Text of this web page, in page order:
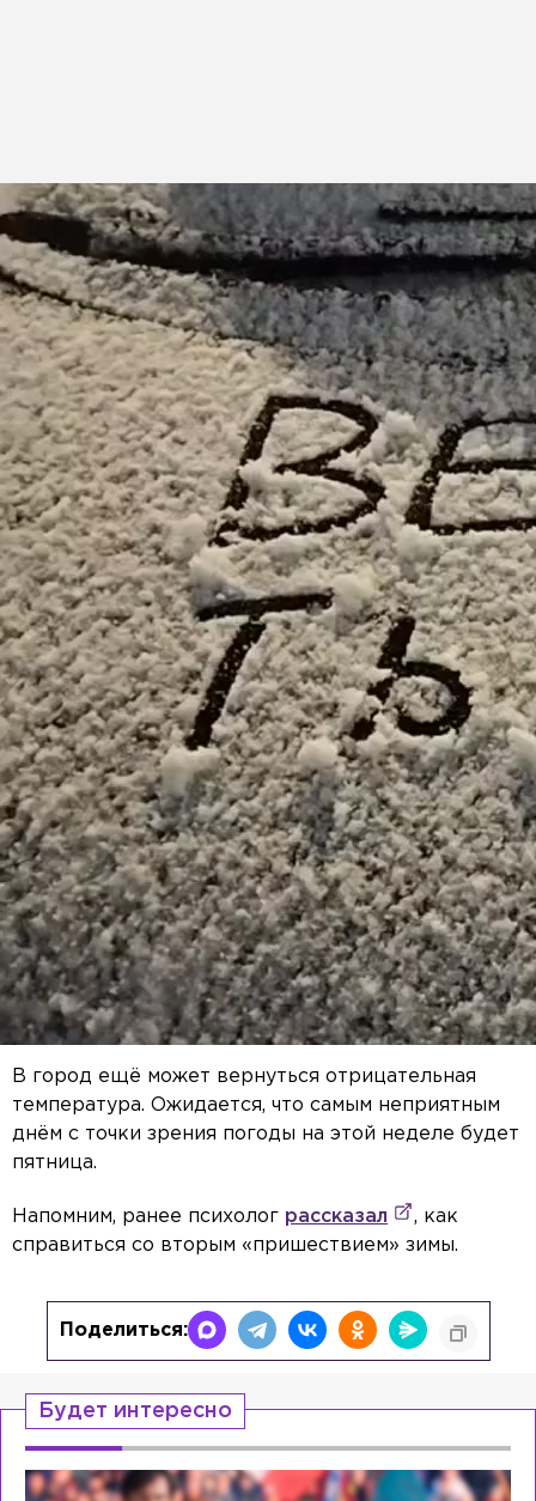
В город ещё может вернуться отрицательная
температура. Ожидается, что самым неприятным
днём с точки зрения погоды на этой неделе будет
пятница.
Напомним, ранее психолог рассказал
, как
справиться со вторым «пришествием» зимы.
Поделиться:
Будет интересно